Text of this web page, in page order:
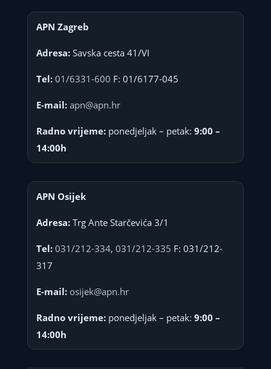
APN Zagreb
Adresa:Savska cesta 41/VI
Tel: 01/6331-600 F: 01/6177-045
E-mail: apn@apn.hr
Radno vrijeme:ponedjeljak – petak: 9:00 –
14:00h
APN Osijek
Adresa:Trg Ante Starčevića 3/1
Tel: 031/212-334, 031/212-335 F: 031/212-
317
E-mail: osijek@apn.hr
Radno vrijeme:ponedjeljak – petak: 9:00 –
14:00h